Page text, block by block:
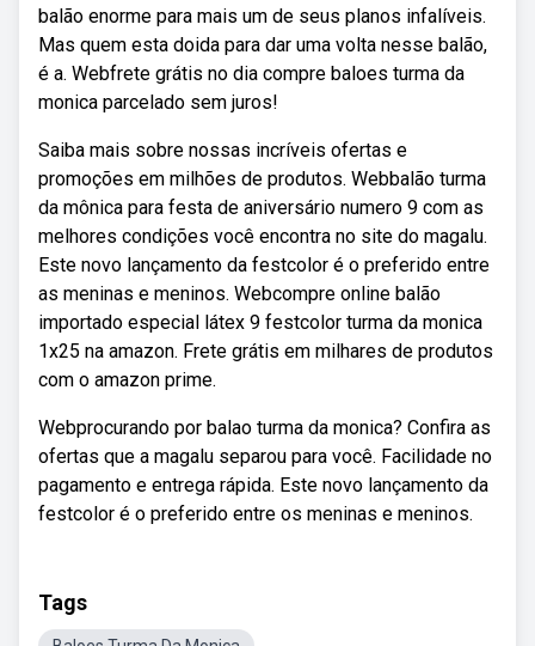
balão enorme para mais um de seus planos infalíveis.
Mas quem esta doida para dar uma volta nesse balão,
é a. Webfrete grátis no dia compre baloes turma da
monica parcelado sem juros!
Saiba mais sobre nossas incríveis ofertas e
promoções em milhões de produtos. Webbalão turma
da mônica para festa de aniversário numero 9 com as
melhores condições você encontra no site do magalu.
Este novo lançamento da festcolor é o preferido entre
as meninas e meninos. Webcompre online balão
importado especial látex 9 festcolor turma da monica
1x25 na amazon. Frete grátis em milhares de produtos
com o amazon prime.
Webprocurando por balao turma da monica? Confira as
ofertas que a magalu separou para você. Facilidade no
pagamento e entrega rápida. Este novo lançamento da
festcolor é o preferido entre os meninas e meninos.
Tags